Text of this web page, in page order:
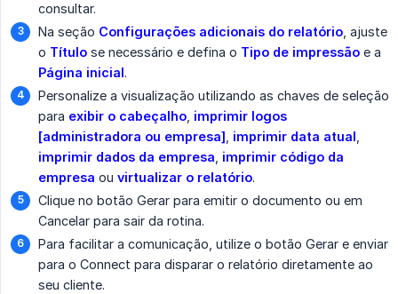
consultar.
Na seção Configurações adicionais do relatório , ajuste
o Título se necessário e defina o Tipo de impressão e a
Página inicial.
Personalize a visualização utilizando as chaves de seleção
para exibir o cabeçalho imprimir logos
[administradora ou empresa] imprimir data atual
imprimir dados da empresa imprimir código da
empresa ou virtualizar o relatório.
Clique no botão Gerar para emitir o documento ou em
Cancelar para sair da rotina.
Para facilitar a comunicação, utilize o botão Gerar e enviar
para o Connect para disparar o relatório diretamente ao
seu cliente.